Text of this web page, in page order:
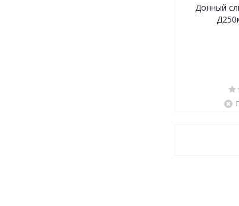
Донный